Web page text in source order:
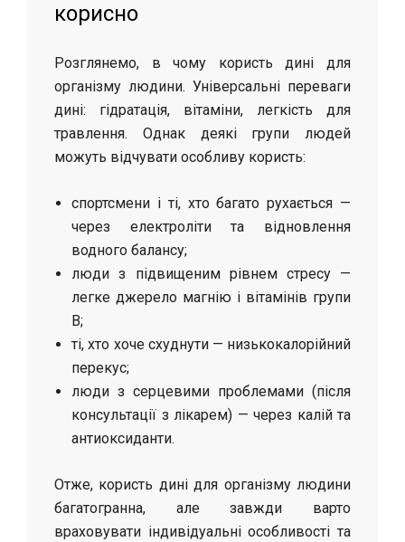
корисно
Розглянемо, в чому користь дині для
організму людини. Універсальні переваги
дині: гідратація, вітаміни, легкість для
травлення. Однак деякі групи людей
можуть відчувати особливу користь:
спортсмени і ті, хто багато рухається —
через електроліти та відновлення
водного балансу;
люди з підвищеним рівнем стресу —
легке джерело магнію і вітамінів групи
B;
ті, хто хоче схуднути — низькокалорійний
перекус;
люди з серцевими проблемами (після
консультації з лікарем) — через калій та
антиоксиданти.
Отже, користь дині для організму людини
багатогранна, але завжди варто
враховувати індивідуальні особливості та